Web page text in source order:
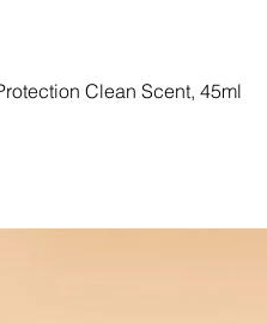
Clean Scent, 45ml